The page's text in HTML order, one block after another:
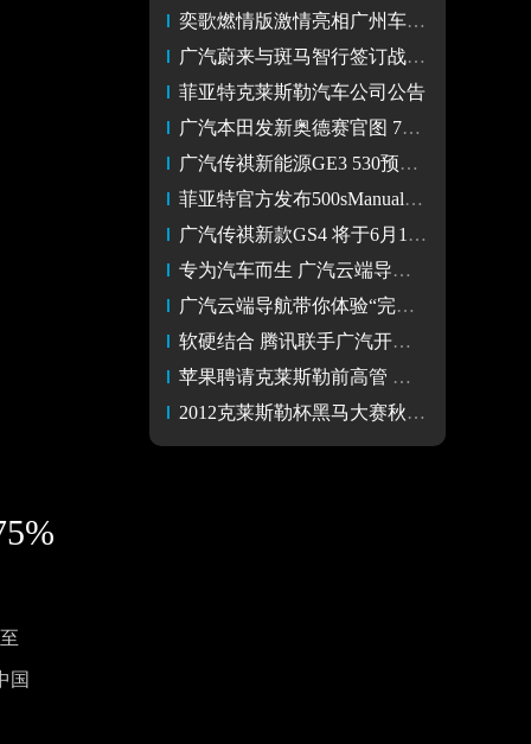
国
奕歌燃情版激情亮相广州车展，广汽三菱上线M-SPACE平台
广汽蔚来与斑马智行签订战略合作协议 联合推动创新造车品牌发展
菲亚特克莱斯勒汽车公司公告
广汽本田发新奥德赛官图 7月15日上市
广汽传祺新能源GE3 530预售 14万起
菲亚特官方发布500sManuale特别版官图
广汽传祺新款GS4 将于6月16日正式上市
专为汽车而生 广汽云端导航定制化体验
广汽云端导航带你体验“完美出行”
软硬结合 腾讯联手广汽开发智能汽车
苹果聘请克莱斯勒前高管 再传进军汽车
2012克莱斯勒杯黑马大赛秋季赛将在深圳举行